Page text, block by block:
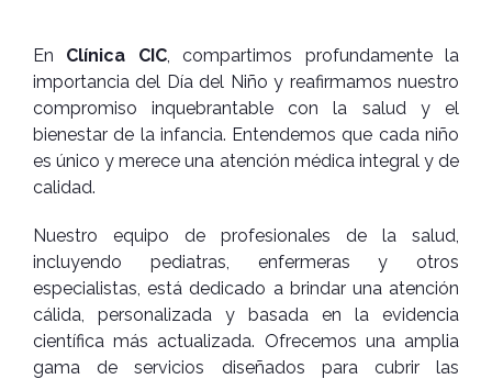
En Clínica CIC, compartimos profundamente la
importancia del Día del Niño y reafirmamos nuestro
compromiso inquebrantable con la salud y el
bienestar de la infancia. Entendemos que cada niño
es único y merece una atención médica integral y de
calidad.
Nuestro equipo de profesionales de la salud,
incluyendo pediatras, enfermeras y otros
especialistas, está dedicado a brindar una atención
cálida, personalizada y basada en la evidencia
científica más actualizada. Ofrecemos una amplia
gama de servicios diseñados para cubrir las